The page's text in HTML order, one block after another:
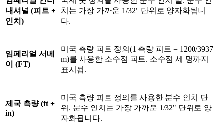
내셔널 (피트 +
인치)
치는 가장 가까운 1/32" 단위로 양자화됩니
다.
임페리얼 서베
이 (FT)
미국 측량 피트 정의(1 측량 피트 = 1200/3937
m)를 사용한 소수점 피트. 소수점 세 명까지
표시됨.
제국 측량 (ft +
in)
미국 측량 피트 정의를 사용한 분수 인치 단
위. 분수 인치는 가장 가까운 1/32" 단위로 양
자화됩니다.